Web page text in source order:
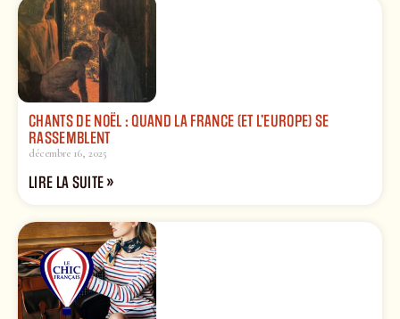
CHANTS DE NOËL : QUAND LA FRANCE (ET L’EUROPE) SE
RASSEMBLENT
décembre 16, 2025
LIRE LA SUITE »